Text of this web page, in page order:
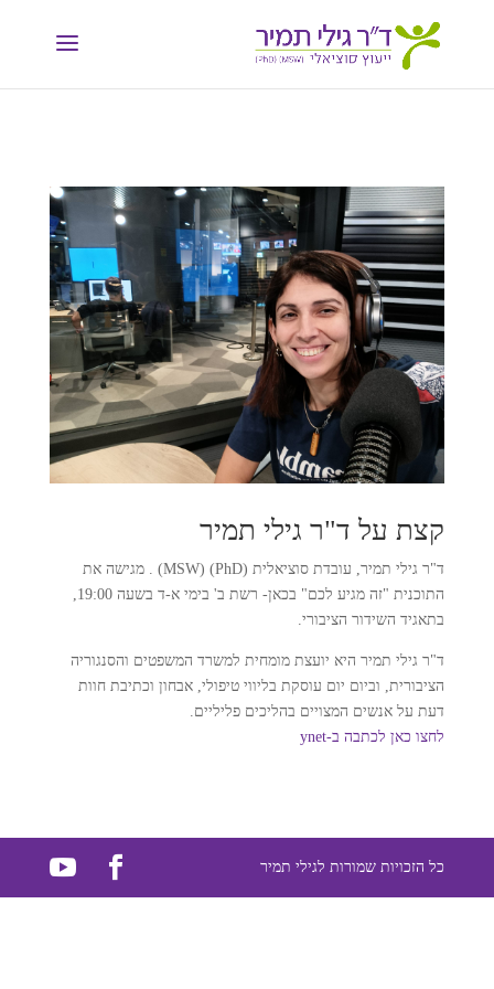
קצת על ד"ר גילי תמיר
ד"ר גילי תמיר, עובדת סוציאלית (PhD) (MSW) . מגישה את
בתאגיד השידור הציבורי.
ד"ר גילי תמיר היא יועצת מומחית למשרד המשפטים והסנגוריה
הציבורית, וביום יום עוסקת בליווי טיפולי, אבחון וכתיבת חוות
דעת על אנשים המצויים בהליכים פליליים.
לחצו כאן לכתבה ב-ynet
כל הזכויות שמורות לגילי תמיר